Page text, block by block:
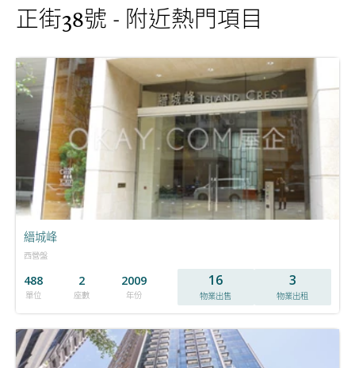
正街38號 - 附近熱門項目
縉城峰
西營盤
488
單位
2
座數
2009
年份
16
物業出售
3
物業出租